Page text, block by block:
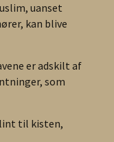
uanset
kan blive
er adskilt af
som
til kisten,